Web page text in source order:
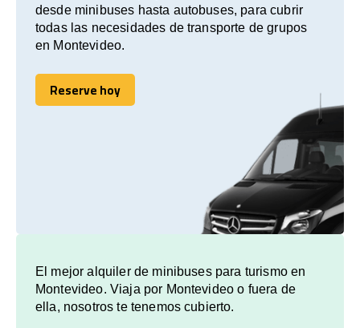
desde minibuses hasta autobuses, para cubrir
todas las necesidades de transporte de grupos
en Montevideo.
Reserve hoy
Reserve hoy
El mejor alquiler de minibuses para turismo en
Montevideo. Viaja por Montevideo o fuera de
ella, nosotros te tenemos cubierto.